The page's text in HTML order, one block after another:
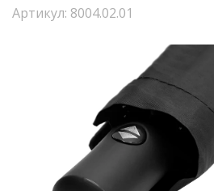
Артикул: 8004.02.01